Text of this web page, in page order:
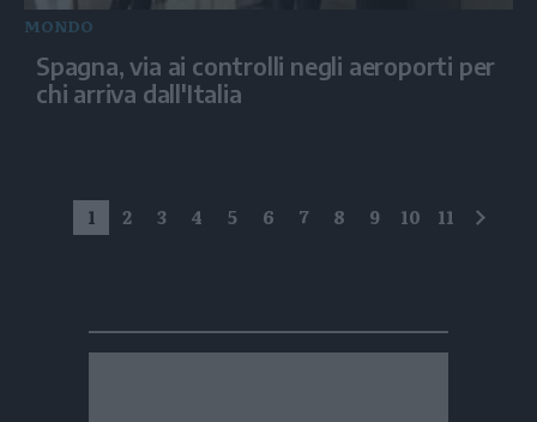
MONDO
Spagna, via ai controlli negli aeroporti per
chi arriva dall'Italia
1 2 3 4 5 6 7 8 9 10 11